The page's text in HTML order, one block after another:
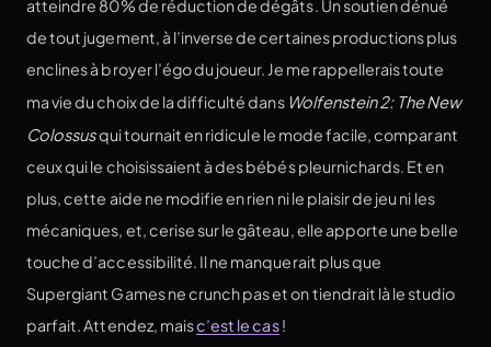
atteindre 80% de réduction de dégâts. Un soutien dénué
de tout jugement, à l’inverse de certaines productions plus
enclines à broyer l’égo du joueur. Je me rappellerais toute
ma vie du choix de la difficulté dans Wolfenstein 2: The New
Colossusqui tournait en ridicule le mode facile, comparant
ceux qui le choisissaient à des bébés pleurnichards. Et en
plus, cette aide ne modifie en rien ni le plaisir de jeu ni les
mécaniques, et, cerise sur le gâteau, elle apporte une belle
touche d’accessibilité. Il ne manquerait plus que
Supergiant Games ne crunch pas et on tiendrait là le studio
parfait. Attendez, maisc’est le cas!